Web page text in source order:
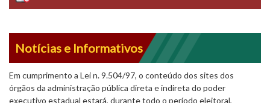
Notícias e Informativos
Em cumprimento a Lei n. 9.504/97, o conteúdo dos sites dos
órgãos da administração pública direta e indireta do poder
executivo estadual estará, durante todo o período eleitoral,